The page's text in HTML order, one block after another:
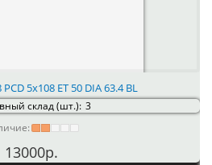
PCD 5x108 ET 50 DIA 63.4 BL
склад (шт.): 3
13000р.